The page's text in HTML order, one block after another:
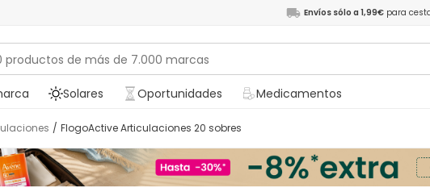
Envíos sólo a 1,99€ para
Solares Oportunidades Medicamentos
/ FlogoActive Articulaciones 20 sobres